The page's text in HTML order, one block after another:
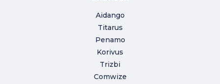
Aidango
Titarus
Penamo
Korivus
Trizbi
Comwize